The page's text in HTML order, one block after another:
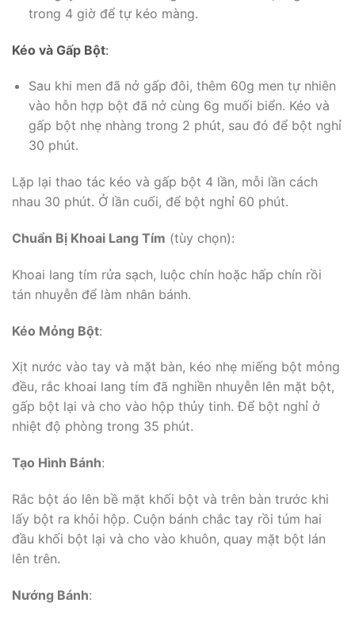
trong 4 giờ để tự kéo màng.
Kéo và Gấp Bột:
Sau khi men đã nở gấp đôi, thêm 60g men tự nhiên
vào hỗn hợp bột đã nở cùng 6g muối biển. Kéo và
gấp bột nhẹ nhàng trong 2 phút, sau đó để bột nghỉ
30 phút.
Lặp lại thao tác kéo và gấp bột 4 lần, mỗi lần cách
nhau 30 phút. Ở lần cuối, để bột nghỉ 60 phút.
Chuẩn Bị Khoai Lang Tím (tùy chọn):
Khoai lang tím rửa sạch, luộc chín hoặc hấp chín rồi
tán nhuyễn để làm nhân bánh.
Kéo Mỏng Bột:
Xịt nước vào tay và mặt bàn, kéo nhẹ miếng bột mỏng
đều, rắc khoai lang tím đã nghiền nhuyễn lên mặt bột,
gấp bột lại và cho vào hộp thủy tinh. Để bột nghỉ ở
nhiệt độ phòng trong 35 phút.
Tạo Hình Bánh:
Rắc bột áo lên bề mặt khối bột và trên bàn trước khi
lấy bột ra khỏi hộp. Cuộn bánh chắc tay rồi túm hai
đầu khối bột lại và cho vào khuôn, quay mặt bột lán
lên trên.
Nướng Bánh: